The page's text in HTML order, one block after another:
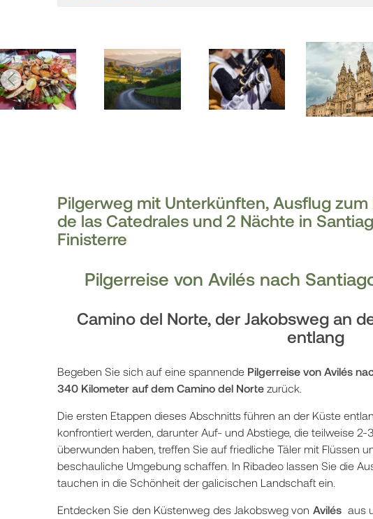
Pilgerweg mit Unterkünften, Ausflug
de las Catedrales und 2 Nächte in
Finisterre
Pilgerreise von Avilés nach
Camino del Norte, der Jakobsweg an
entlang
Begeben Sie sich auf eine spannende Pilgerreise von Avilés
340 Kilometer auf dem Camino del Norte zurück.
Die ersten Etappen dieses Abschnitts führen an der Küste
konfrontiert werden, darunter Auf- und Abstiege, die teilweise
überwunden haben, treffen Sie auf friedliche Täler mit Flüssen
beschauliche Umgebung schaffen. In Ribadeo lassen Sie die
tauchen in die Schönheit der galicischen Landschaft ein.
Entdecken Sie den Küstenweg des Jakobsweg von Avilés aus